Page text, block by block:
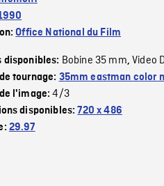
Office National du Film
disponibles: Bobine 35 mm,Video
tournage: 35mm eastman color
l'image:4/3
disponibles:720 x 486
29.97